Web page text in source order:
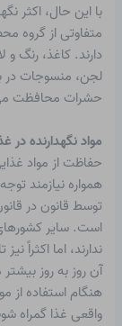
با این حال، اکثر
متفاوتی از گروه
دارند. کاغذ، رنگ
لجن، منسوجات در
حشرات محافظت
مواد نگهدارنده در
حفاظت از مواد
همواره نیازمند
توسط قانون در
است. سایر کشورهای
ندارند، اما اکثراً
آن روز به روز
هنگام استفاده از
واقعی غذا گمراه